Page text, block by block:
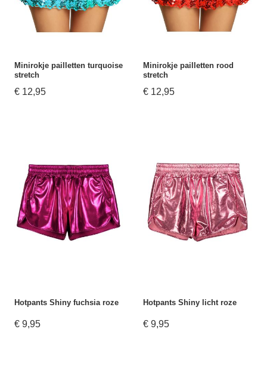
Minirokje pailletten turquoise
stretch
€ 12,95
Minirokje pailletten rood
stretch
€ 12,95
Hotpants Shiny fuchsia roze
€ 9,95
Hotpants Shiny licht roze
€ 9,95